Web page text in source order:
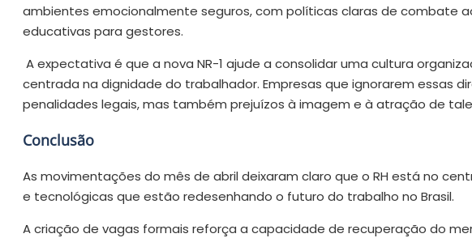
ambientes emocionalmente seguros, com políticas claras de combate
educativas para gestores.
A expectativa é que a nova NR-1 ajude a consolidar uma cultura
centrada na dignidade do trabalhador. Empresas que ignorarem essas
penalidades legais, mas também prejuízos à imagem e à atração de
Conclusão
As movimentações do mês de abril deixaram claro que o RH está no
e tecnológicas que estão redesenhando o futuro do trabalho no Brasil.
A criação de vagas formais reforça a capacidade de recuperação do